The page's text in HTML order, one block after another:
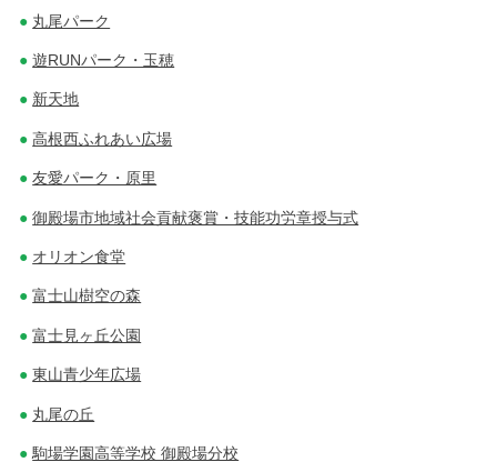
丸尾パーク
遊RUNパーク・玉穂
新天地
高根西ふれあい広場
友愛パーク・原里
御殿場市地域社会貢献褒賞・技能功労章授与式
オリオン食堂
富士山樹空の森
富士見ヶ丘公園
東山青少年広場
丸尾の丘
駒場学園高等学校 御殿場分校